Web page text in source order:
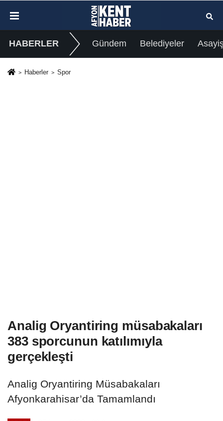
HABERLER Gündem Belediyeler
Haberler Spor
Analig Oryantiring müsabakaları
383 sporcunun katılımıyla
gerçekleşti
Analig Oryantiring Müsabakaları
Afyonkarahisar’da Tamamlandı